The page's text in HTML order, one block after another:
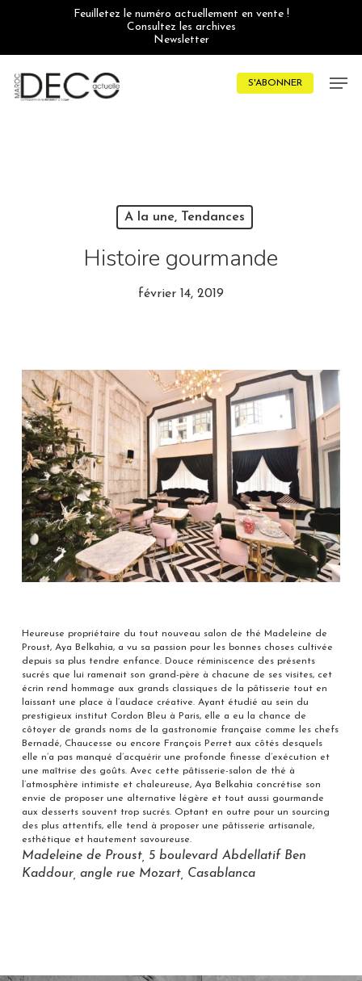
Feuilletez le numéro actuellement en vente !
Consultez les archives
Newsletter
S'ABONNER
A la une, Tendances
Histoire gourmande
février 14, 2019
Heureuse propriétaire du tout nouveau salon de thé Madeleine de
Proust, Aya Belkahia, a vu sa passion pour les bonnes choses cultivée
depuis sa plus tendre enfance. Douce réminiscence des présents
sucrés que lui ramenait son grand-père à chacune de ses visites, cet
écrin rend hommage aux grands classiques de la pâtisserie tout en
laissant une place à l’audace créative. Ayant étudié au sein du
prestigieux institut Cordon Bleu à Paris, elle a eu la chance de
côtoyer de grands noms de la gastronomie française comme les chefs
Bernadé, Chaucesse ou encore François Perret aux côtés desquels
elle n’a pas manqué d’acquérir une profonde finesse d’exécution et
une maîtrise des goûts. Avec cette pâtisserie-salon de thé à
l’atmosphère intimiste et chaleureuse, Aya Belkahia concrétise son
envie de proposer une alternative légère et tout aussi gourmande
aux desserts souvent trop sucrés. Optant en outre pour un sourcing
des plus attentifs, elle tend à proposer une pâtisserie artisanale,
esthétique et hautement savoureuse.
Madeleine de Proust, 5 boulevard Abdellatif Ben
Kaddour, angle rue Mozart, Casablanca